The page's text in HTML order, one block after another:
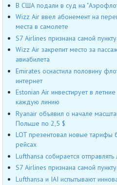
В США подали в суд на
Wizz Air ввел абонемент на
места в самолете
S7 Airlines признана самой
Wizz Air закрепит место за
авиабилета
Emirates оснастила половину
интернет
Estonian Air инвестирует в
каждую линию
Ryanair объявил о начале
Польше по 2,5 $
LOT презентовал новые тарифы
рейсах
Lufthansa собирается
S7 Airlines признана самой
Lufthansa и IAI испытывают